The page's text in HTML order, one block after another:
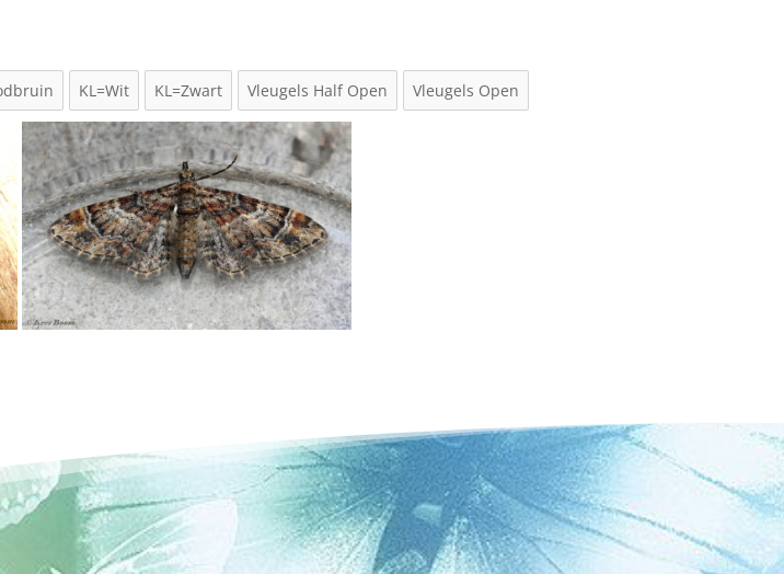
KL=Wit KL=Zwart Vleugels Half Open Vleugels Open